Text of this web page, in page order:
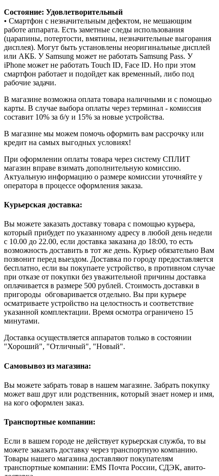
Состояние: Удовлетворительный
• Смартфон с незначительным дефектом, не мешающим
работе аппарата. Есть заметные следы использования
(царапины, потертости, вмятины, незначительные выгорания
дисплея). Могут быть установлены неоригинальные дисплей
или АКБ. У Samsung может не работать Samsung Pass. У
iPhone может не работать Touch ID, Face ID. Но при этом
смартфон работает и подойдет как временный, либо под
рабочие задачи.
В магазине возможна оплата товара наличными и с помощью
карты. В случае выбора оплаты через терминал - комиссия
составит 10% за б/у и 15% за новые устройства.
В магазине мы можем помочь оформить вам рассрочку или
кредит на самых выгодных условиях!
При оформлении оплаты товара через систему СПЛИТ
магазин вправе взимать дополнительную комиссию.
Актуальную информацию о размере комиссии уточняйте у
оператора в процессе оформления заказа.
Курьерская доставка:
Вы можете заказать доставку товара с помощью курьера,
который прибудет по указанному адресу в любой день недели
с 10.00 до 22.00, если доставка заказана до 18:00, то есть
возможность доставить в тот же день. Курьер обязательно Вам
позвонит перед выездом. Доставка по городу предоставляется
бесплатно, если вы покупаете устройство, в противном случае
при отказе от покупки без уважительной причины доставка
оплачивается в размере 500 рублей. Стоимость доставки в
пригороды обговаривается отдельно. Вы при курьере
осматриваете устройство на целостность и соответствие
указанной комплектации. Время осмотра ограничено 15
минутами.
Доставка осуществляется аппаратов только в состоянии
"Хороший", "Отличный", "Новый".
Самовывоз из магазина:
Вы можете забрать товар в нашем магазине. Забрать покупку
может ваш друг или родственник, который знает номер и имя,
на кого оформлен заказ.
Транспортные компании:
Если в вашем городе не действует курьерская служба, то вы
можете заказать доставку через транспортную компанию.
Товары нашего магазина доставляют покупателям
транспортные компании: EMS Почта России, СДЭК, авито-